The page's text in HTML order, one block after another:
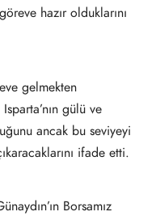
hazır olduklarını
gelmekten
gülü ve
ancak bu seviyeyi
ifade etti.
Borsamız